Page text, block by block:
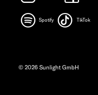
Spotify TikTok
© 2026 Sunlight GmbH